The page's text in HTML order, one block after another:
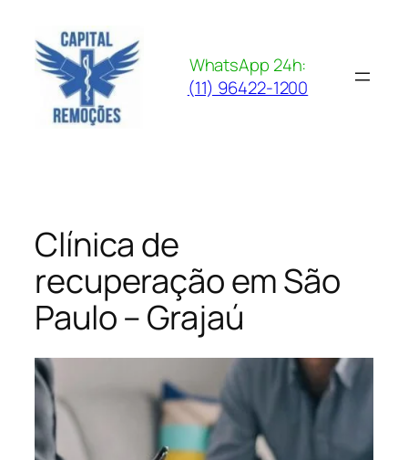
para
conteúdo
WhatsApp 24h:
(11) 96422-1200
Clínica de
recuperação em São
Paulo – Grajaú